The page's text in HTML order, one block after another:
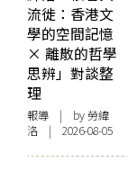
流徙：香港文
學的空間記憶
× 離散的哲學
思辨」對談整
理
報導 | by 勞緯
洛 | 2026-08-05